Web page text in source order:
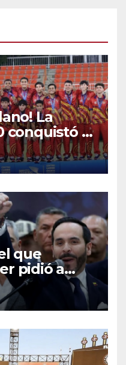
La
conquistó el
y del
dramáticos
que
pidió a